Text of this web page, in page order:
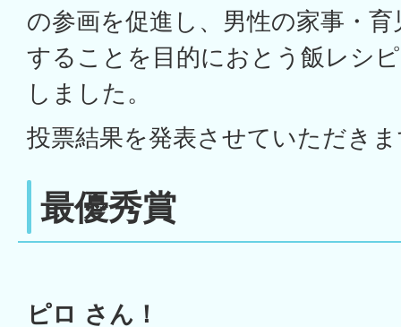
の参画を促進し、男性の家事・
することを目的におとう飯レシ
しました。
投票結果を発表させていただき
最優秀賞
ピロ さん！